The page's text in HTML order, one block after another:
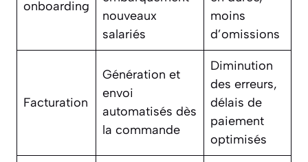
onboarding
nouveaux
salariés
moins
d’omissions
Facturation
Génération et
envoi
automatisés dès
la commande
Diminution
des erreurs,
délais de
paiement
optimisés